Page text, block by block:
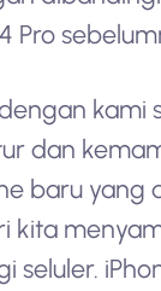
Pro
kami
dan
baru yang
kita
seluler.